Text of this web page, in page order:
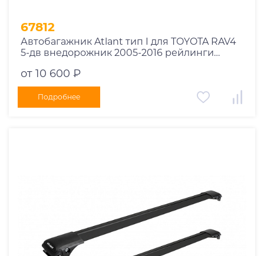
67812
Автобагажник Atlant тип I для TOYOTA RAV4
5-дв внедорожник 2005-2016 рейлинги
от 10 600 ₽
Подробнее